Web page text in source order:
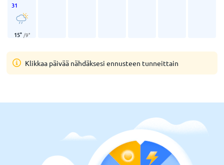
31
15° /9°
Klikkaa päivää nähdäksesi ennusteen tunneittain